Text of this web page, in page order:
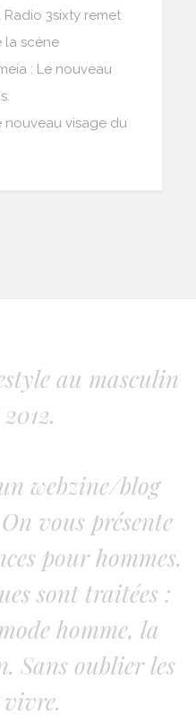
Radio 3sixty remet
la scène
: Le nouveau
nouveau visage du
au masculin
webzine/blog
vous présente
pour hommes.
sont traitées :
homme, la
Sans oublier les